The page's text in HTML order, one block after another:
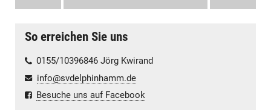
So erreichen Sie uns
0155/10396846 Jörg Kwirand
info@svdelphinhamm.de
Besuche uns auf Facebook